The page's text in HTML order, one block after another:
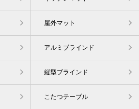
屋外マット
アルミブラインド
縦型ブラインド
こたつテーブル